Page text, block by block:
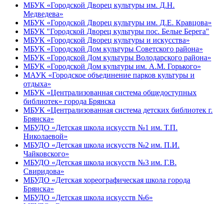
МБУК «Городской Дворец культуры им. Д.Н.
Медведева»
МБУК «Городской Дворец культуры им. Д.Е. Кравцова»
МБУК "Городской Дворец культуры пос. Белые Берега"
МБУК «Городской Дворец культуры и искусства»
МБУК «Городской Дом культуры Советского района»
МБУК «Городской Дом культуры Володарского района»
МБУК «Городской Дом культуры им. А.М. Горького»
МАУК «Городское объединение парков культуры и
отдыха»
МБУК «Централизованная система общедоступных
библиотек» города Брянска
МБУК «Централизованная система детских библиотек г.
Брянска»
МБУДО «Детская школа искусств №1 им. Т.П.
Николаевой»
МБУДО «Детская школа искусств №2 им. П.И.
Чайковского»
МБУДО «Детская школа искусств №3 им. Г.В.
Свиридова»
МБУДО «Детская хореографическая школа города
Брянска»
МБУДО «Детская школа искусств №6»